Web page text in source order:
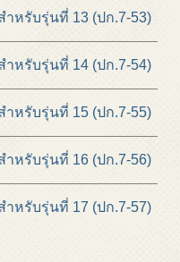
หรับรุ่นที่ 13 (ปก.7-53)
หรับรุ่นที่ 14 (ปก.7-54)
หรับรุ่นที่ 15 (ปก.7-55)
หรับรุ่นที่ 16 (ปก.7-56)
หรับรุ่นที่ 17 (ปก.7-57)